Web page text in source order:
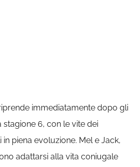
immediatamente dopo gli
stagione 6, con le vite dei
piena evoluzione. Mel e Jack,
adattarsi alla vita coniugale